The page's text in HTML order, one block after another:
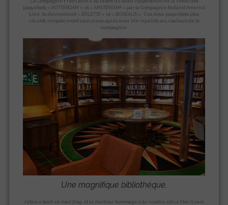
paquebots « ROTTERDAM » et « AMSTERDAM » par la Compagnie Holland America
Line. Ils deviendront « BOLETTE » et « BOREALIS » . Ces deux paquebots plus
récents remplaceront leurs ainés après avoir été repeints aux couleurs de la
compagnie.
Une magnifique bibliothéque.
J’étais à bord en Aout 2019, et le meilleur hommage à lui rendre est ce film. Il sera